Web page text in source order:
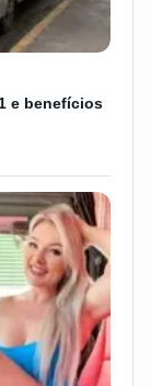
e benefícios